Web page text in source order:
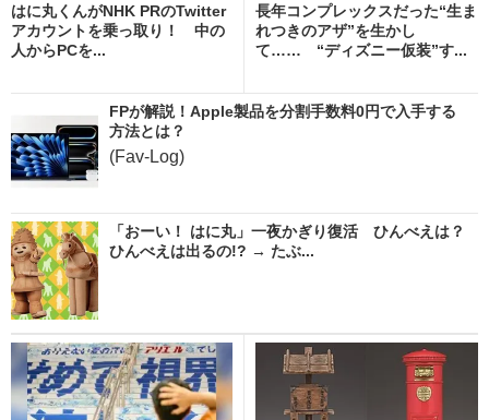
はに丸くんがNHK PRのTwitter
アカウントを乗っ取り！ 中の
人からPCを...
長年コンプレックスだった“生ま
れつきのアザ”を生かし
て…… “ディズニー仮装”す...
FPが解説！Apple製品を分割手数料0円で入手する
方法とは？
(Fav-Log)
「おーい！ はに丸」一夜かぎり復活 ひんべえは？
ひんべえは出るの!? → たぶ...